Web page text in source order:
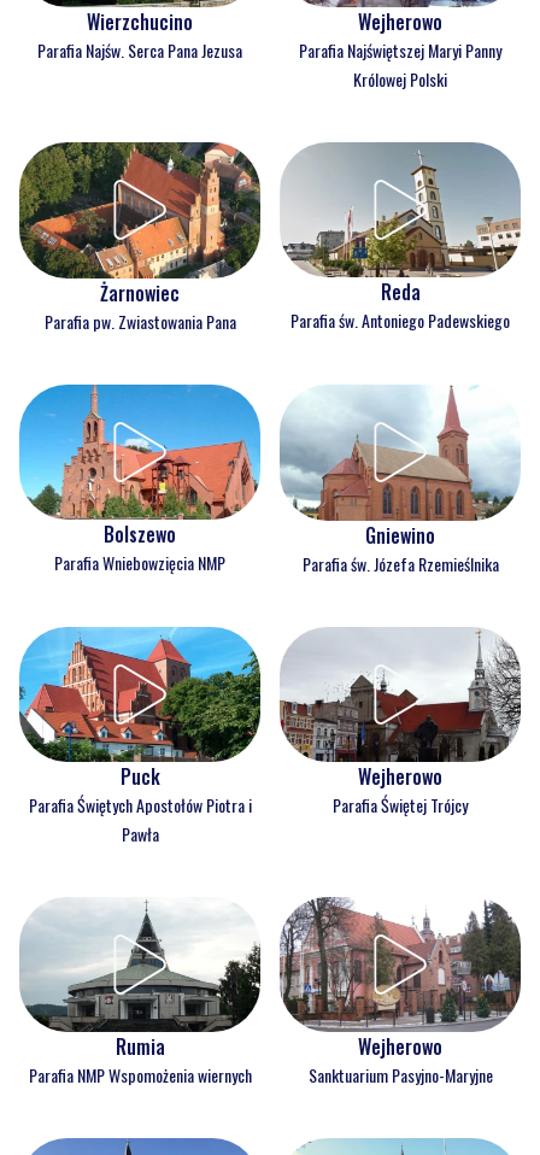
Wierzchucino
Parafia Najśw. Serca Pana Jezusa
Wejherowo
Parafia Najświętszej Maryi Panny
Królowej Polski
Żarnowiec
Parafia pw. Zwiastowania Pana
Reda
Parafia św. Antoniego Padewskiego
Bolszewo
Parafia Wniebowzięcia NMP
Gniewino
Parafia św. Józefa Rzemieślnika
Puck
Parafia Świętych Apostołów Piotra i
Pawła
Wejherowo
Parafia Świętej Trójcy
Rumia
Parafia NMP Wspomożenia wiernych
Wejherowo
Sanktuarium Pasyjno-Maryjne